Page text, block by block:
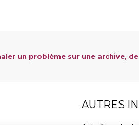
un problème sur une archive,
AUTRES